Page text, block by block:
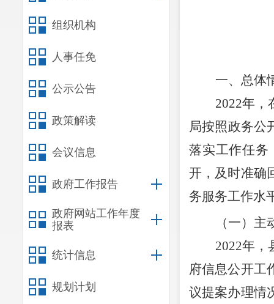
组织机构
人事任免
公示公告
政策解读
会议信息
政府工作报告
政府网站工作年度
报表
统计信息
规划计划
一、总体
2022年，
局按照政务公
落实工作任务
开，及时准确
务服务工作水
（一）
2022年，
府信息公开工
议提案办理情